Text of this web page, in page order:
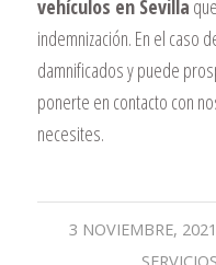
vehículos en Sevilla
indemnización. En el caso
damnificados y puede
ponerte en contacto con
necesites.
3 NOVIEMBRE, 2021
/